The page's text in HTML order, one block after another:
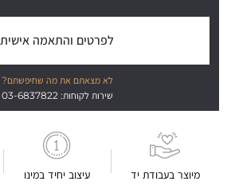
מיוצר בעבודת יד עיצוב יחיד במינו
לפרטים והתאמה אישית
לא מצאתם את מה שחיפשתם?
שירות לקוחות: 03-6837822